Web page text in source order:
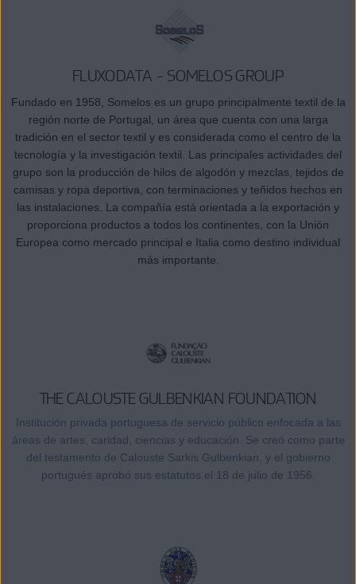
FLUXODATA - SOMELOS GROUP
Fundado en 1958, Somelos es un grupo principalmente textil de la
región norte de Portugal, un área que cuenta con una larga
tradición en el sector textil y es considerada como el centro de la
tecnología y la investigación textil. Las principales actividades del
grupo son la producción de hilos de algodón y mezclas, tejidos de
camisas y ropa deportiva, con terminaciones y teñidos hechos en
las instalaciones. La compañía está orientada a la exportación y
proporciona productos a todos los continentes, con la Unión
Europea como mercado principal e Italia como destino individual
más importante.
THE CALOUSTE GULBENKIAN FOUNDATION
Institución privada portuguesa de servicio público enfocada a las
áreas de artes, caridad, ciencias y educación. Se creó como parte
del testamento de Calouste Sarkis Gulbenkian, y el gobierno
portugués aprobó sus estatutos el 18 de julio de 1956.